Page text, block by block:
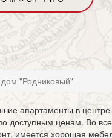
дом "Родниковый"
апартаменты в центре
доступным ценам. Во
имеется хорошая